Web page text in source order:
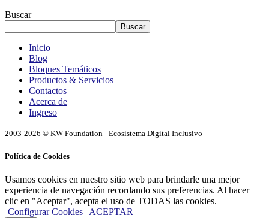
Buscar
Buscar
Inicio
Blog
Bloques Temáticos
Productos & Servicios
Contactos
Acerca de
Ingreso
2003-2026 © KW Foundation - Ecosistema Digital Inclusivo
Política de Cookies
Usamos cookies en nuestro sitio web para brindarle una mejor
experiencia de navegación recordando sus preferencias. Al hacer
clic en "Aceptar", acepta el uso de TODAS las cookies.
Configurar Cookies
ACEPTAR